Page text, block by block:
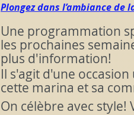
Plongez dans l’ambiance
Une programmation
les prochaines
plus d'information!
Il s'agit d'une
cette marina et sa
​On célèbre avec style!